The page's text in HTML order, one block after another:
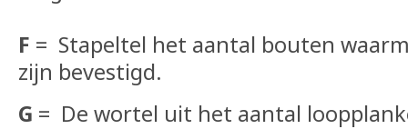
F = Stapeltel het aantal bouten
zijn bevestigd.
G = De wortel uit het aantal